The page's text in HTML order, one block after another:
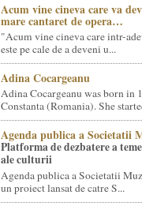
Acum vine cineva care va
mare cantaret de opera…
"Acum vine cineva care intr-
este pe cale de a deveni u...
Adina Cocargeanu
Adina Cocargeanu was born in
Constanta (Romania). She
Agenda publica a Societatii
Platforma de dezbatere a
ale culturii
Agenda publica a Societatii
un proiect lansat de catre S...